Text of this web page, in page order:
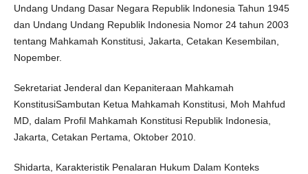
Undang Undang Dasar Negara Republik Indonesia Tahun 1945
dan Undang Undang Republik Indonesia Nomor 24 tahun 2003
tentang Mahkamah Konstitusi, Jakarta, Cetakan Kesembilan,
Nopember.
Sekretariat Jenderal dan Kepaniteraan Mahkamah
KonstitusiSambutan Ketua Mahkamah Konstitusi, Moh Mahfud
MD, dalam Profil Mahkamah Konstitusi Republik Indonesia,
Jakarta, Cetakan Pertama, Oktober 2010.
Shidarta, Karakteristik Penalaran Hukum Dalam Konteks